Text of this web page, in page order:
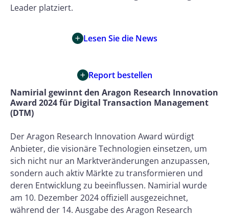
Leader platziert.
Lesen Sie die News
Report bestellen
Namirial gewinnt den Aragon Research Innovation
Award 2024 für Digital Transaction Management
(DTM)
Der Aragon Research Innovation Award würdigt
Anbieter, die visionäre Technologien einsetzen, um
sich nicht nur an Marktveränderungen anzupassen,
sondern auch aktiv Märkte zu transformieren und
deren Entwicklung zu beeinflussen. Namirial wurde
am 10. Dezember 2024 offiziell ausgezeichnet,
während der 14. Ausgabe des Aragon Research